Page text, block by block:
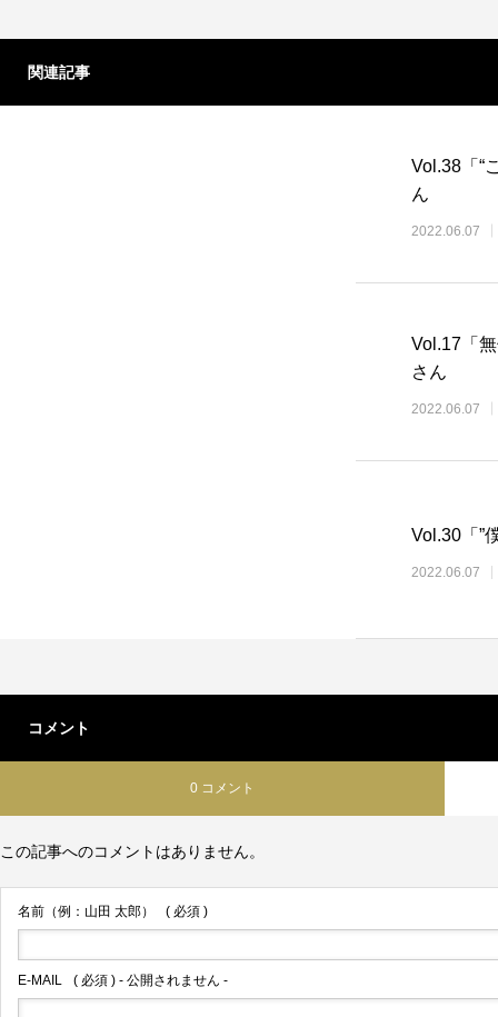
関連記事
Vol.38「“
ん
2022.06.07
Vol.17「
さん
2022.06.07
Vol.30「”
2022.06.07
コメント
0 コメント
この記事へのコメントはありません。
名前（例：山田 太郎） ( 必須 )
E-MAIL ( 必須 ) - 公開されません -